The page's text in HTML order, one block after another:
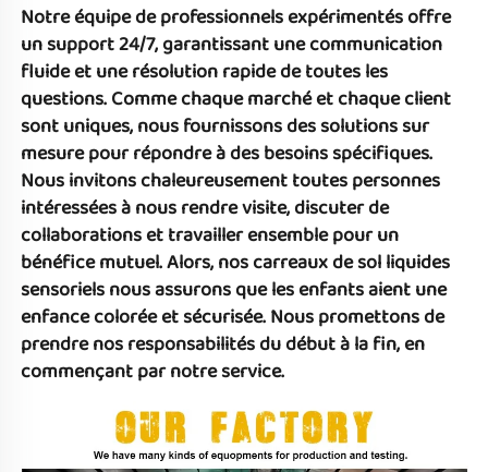
Notre équipe de professionnels expérimentés offre
un support 24/7, garantissant une communication
fluide et une résolution rapide de toutes les
questions. Comme chaque marché et chaque client
sont uniques, nous fournissons des solutions sur
mesure pour répondre à des besoins spécifiques.
Nous invitons chaleureusement toutes personnes
intéressées à nous rendre visite, discuter de
collaborations et travailler ensemble pour un
bénéfice mutuel. Alors, nos carreaux de sol liquides
sensoriels nous assurons que les enfants aient une
enfance colorée et sécurisée. Nous promettons de
prendre nos responsabilités du début à la fin, en
commençant par notre service.